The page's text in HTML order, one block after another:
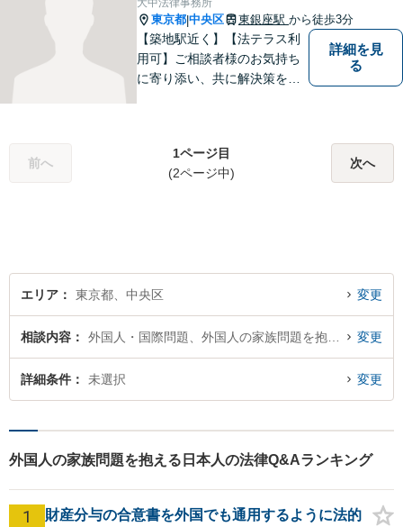
金体系】お悩みの方はお気軽
にご相談ください。
大中法律事務所
東京都|中央区 東銀座駅 から徒歩3分
【築地駅近く】【法テラス利
用可】ご相談者様のお気持ち
に寄り添い、共に解決策を見
見通しをお伝えして参りま
す。【分割払い対応】法律ト
詳細を見
る
前へ
1ページ目
(2ページ中)
次へ
エリア 東京都、中央区 変更
相談内容 変更
詳細条件 未選択 変更
外国人の家族問題を抱える日本人の法律Q&Aランキング
1
財産分与の合意書を外国でも通用するように法的